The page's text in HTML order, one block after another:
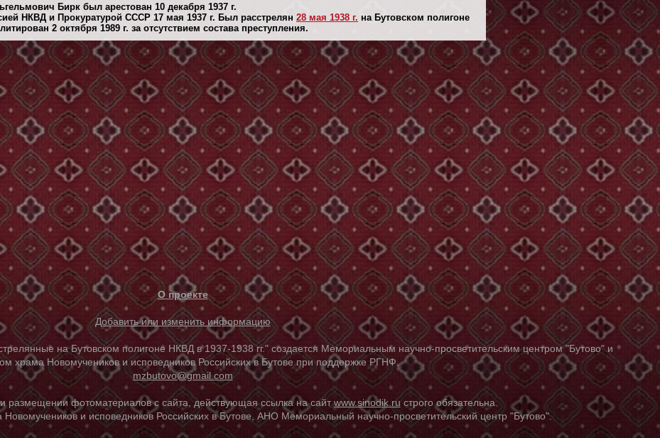
Бирк был арестован 10 декaбря 1937 г.
НКВД и Прокуратурой СССР 17 мая 1937 г. Был расстрелян 28 мая 1938 г. на Бутовском полигоне
2 октября 1989 г. за отсутствием состава преступления.
О проекте
Добавить или изменить информацию
на Бутовском полигоне НКВД в 1937-1938 гг." создается Мемориальным научно-просветительским центром "Бутово" и
храма Новомучеников и исповедников Российских в Бутове при поддержке РГНФ.
mzbutovo@gmail.com
и размещении фотоматериалов с сайта, действующая ссылка на сайтwww.sinodik.ru строго обязательна.
и исповедников Российских в Бутове, АНО Мемориальный научно-просветительский центр "Бутово".